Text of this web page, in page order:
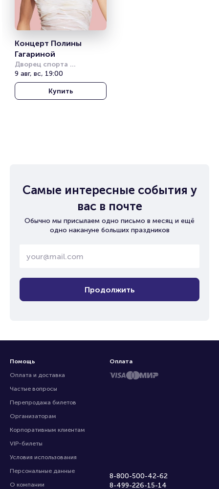
Концерт Полины
Гагариной
Дворец спорта
«Янтарный»
9 авг, вс, 19:00
Купить
Самые интересные события у
вас в почте
Обычно мы присылаем одно письмо в месяц и ещё
одно накануне больших праздников
Продолжить
Помощь
Оплата и доставка
Частые вопросы
Перепродажа билетов
Организаторам
Корпоративным клиентам
VIP-билеты
Условия использования
Персональные данные
О компании
8-800-500-42-62
8-499-226-15-14
Оплата